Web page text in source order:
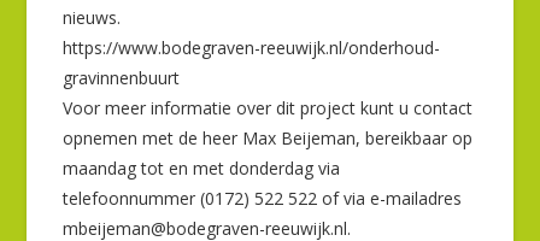
nieuws.
https://www.bodegraven-reeuwijk.nl/onderhoud-
gravinnenbuurt
Voor meer informatie over dit project kunt u contact
opnemen met de heer Max Beijeman, bereikbaar op
maandag tot en met donderdag via
telefoonnummer (0172) 522 522 of via e-mailadres
mbeijeman@bodegraven-reeuwijk.nl.